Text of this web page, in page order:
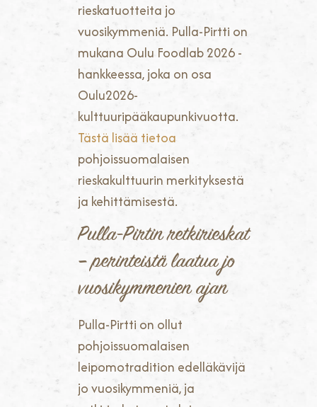
rieskatuotteita jo
vuosikymmeniä. Pulla-Pirtti on
mukana Oulu Foodlab 2026 -
hankkeessa, joka on osa
Oulu2026-
kulttuuripääkaupunkivuotta.
Tästä lisää tietoa
pohjoissuomalaisen
rieskakulttuurin merkityksestä
ja kehittämisestä.
Pulla-Pirtin retkirieskat
– perinteistä laatua jo
vuosikymmenien ajan
Pulla-Pirtti on ollut
pohjoissuomalaisen
leipomotradition edelläkävijä
jo vuosikymmeniä, ja